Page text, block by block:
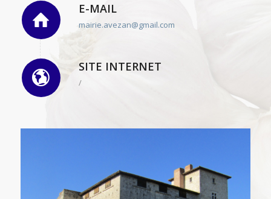
E-MAIL
mairie.avezan@gmail.com
SITE INTERNET
/